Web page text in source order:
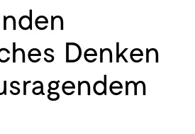
Denken